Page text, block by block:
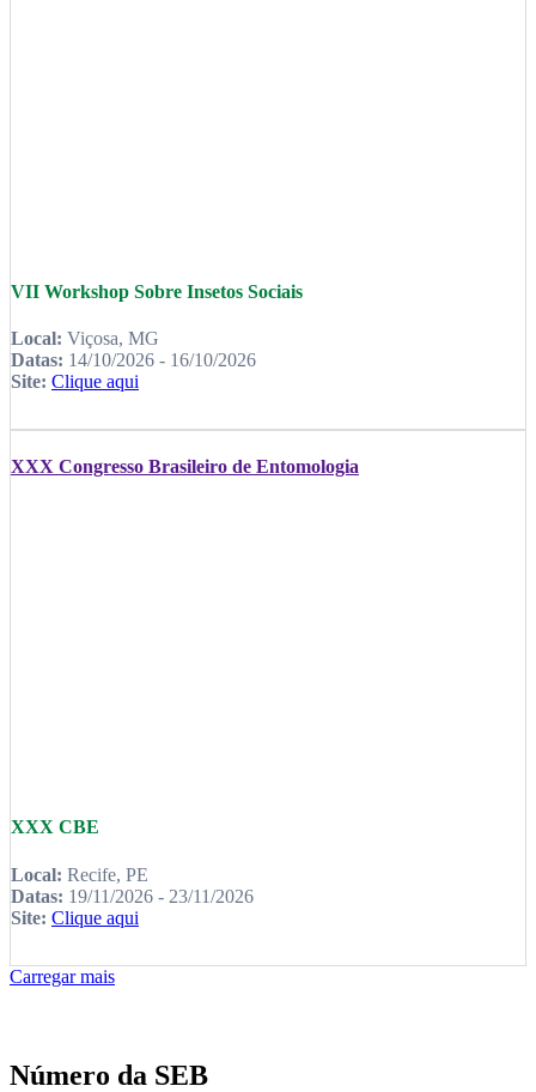
VII Workshop Sobre Insetos Sociais
Local: Viçosa, MG
Datas: 14/10/2026 - 16/10/2026
Site: Clique aqui
XXX Congresso Brasileiro de Entomologia
XXX CBE
Local: Recife, PE
Datas: 19/11/2026 - 23/11/2026
Site: Clique aqui
Carregar mais
Número da SEB